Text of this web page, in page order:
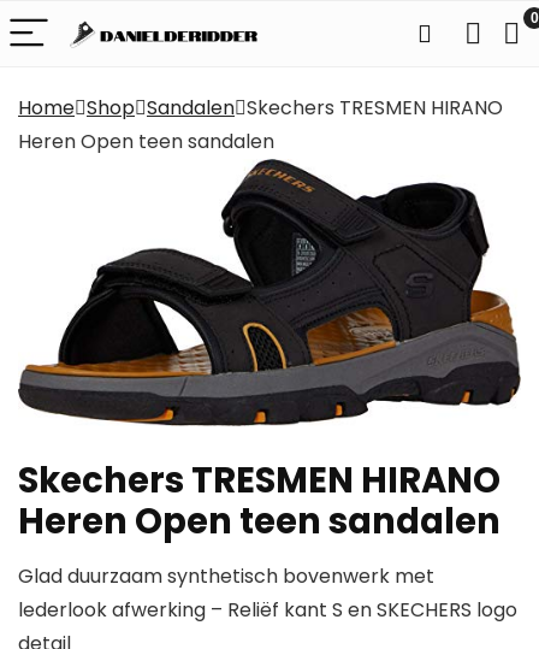
0
Home Shop Sandalen Skechers TRESMEN HIRANO
Heren Open teen sandalen
Skechers TRESMEN HIRANO
Heren Open teen sandalen
Glad duurzaam synthetisch bovenwerk met
lederlook afwerking – Reliëf kant S en SKECHERS logo